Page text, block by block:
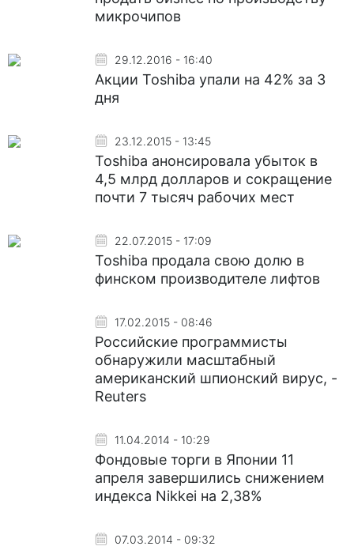
микрочипов
29.12.2016 - 16:40
Акции Toshiba упали на 42% за 3
дня
23.12.2015 - 13:45
Toshiba анонсировала убыток в
4,5 млрд долларов и сокращение
почти 7 тысяч рабочих мест
22.07.2015 - 17:09
Toshiba продала свою долю в
финском производителе лифтов
17.02.2015 - 08:46
Российские программисты
обнаружили масштабный
американский шпионский вирус, -
Reuters
11.04.2014 - 10:29
Фондовые торги в Японии 11
апреля завершились снижением
индекса Nikkei на 2,38%
07.03.2014 - 09:32